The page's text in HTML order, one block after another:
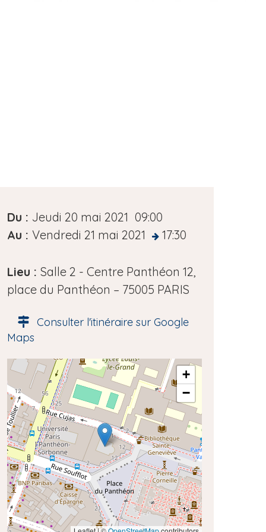
D
a
e
d
'
é
è
n
e
m
e
n
t
Du : Jeudi 20 mai 2021 09:00
Au : Vendredi 21 mai 2021 at
17:30
Lieu : Salle 2 - Centre Panthéon 12,
place du Panthéon – 75005 PARIS
Consulter l'itinéraire sur Google
Maps
A
r
e
s
s
e
g
é
o
l
o
+
−